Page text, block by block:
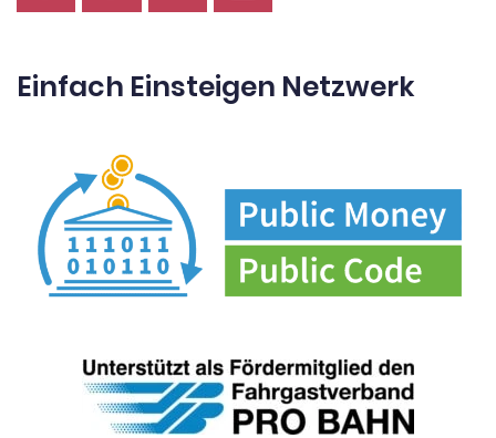
Einfach Einsteigen Netzwerk